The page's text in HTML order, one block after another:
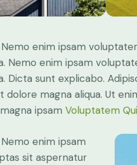
enim ipsam
Nemo enim ipsam
Dicta sunt explicabo.
magna aliqua. Ut
ipsam Voluptatem
enim ipsam
sit aspernatur